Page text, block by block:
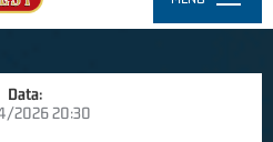
Data:
2026 20:30